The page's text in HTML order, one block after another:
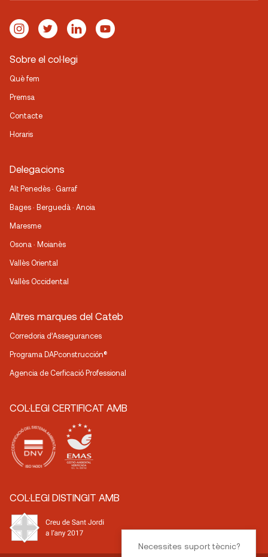
Sobre el col·legi
Què fem
Premsa
Contacte
Horaris
Delegacions
Alt Penedès · Garraf
Bages · Berguedà · Anoia
Maresme
Osona · Moianès
Vallès Oriental
Vallès Occidental
Altres marques del Cateb
Corredoria d’Assegurances
Programa DAPconstrucción®
Agencia de Cerficació Professional
COL·LEGI CERTIFICAT AMB
COL·LEGI DISTINGIT AMB
Necessites suport tècnic?